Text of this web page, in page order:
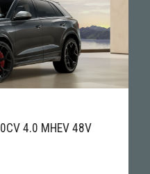
4.0 MHEV 48V